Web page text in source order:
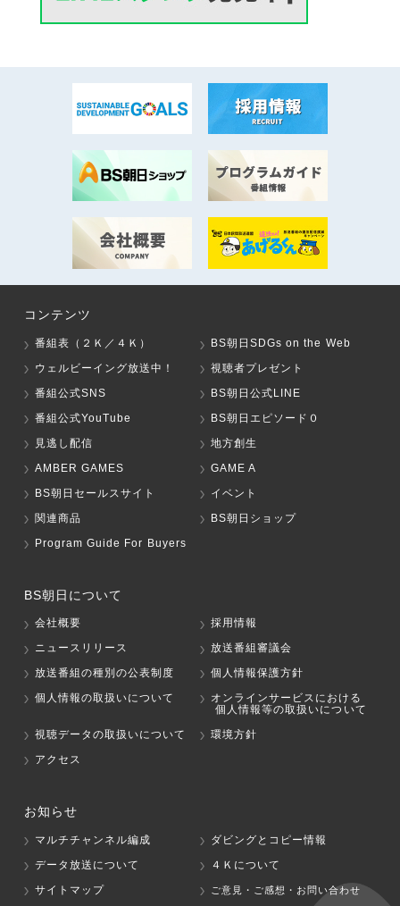
コンテンツ
番組表（２Ｋ／４Ｋ）
BS朝日SDGs on the Web
ウェルビーイング放送中！
視聴者プレゼント
番組公式SNS
BS朝日公式LINE
番組公式YouTube
BS朝日エピソード０
見逃し配信
地方創生
AMBER GAMES
GAME A
BS朝日セールスサイト
イベント
関連商品
BS朝日ショップ
Program Guide For Buyers
BS朝日について
会社概要
採用情報
ニュースリリース
放送番組審議会
放送番組の種別の公表制度
個人情報保護方針
個人情報の取扱いについて
オンラインサービスにおける
個人情報等の取扱いについて
視聴データの取扱いについて
環境方針
アクセス
お知らせ
マルチチャンネル編成
ダビングとコピー情報
データ放送について
４Ｋについて
サイトマップ
ご意見・ご感想・お問い合わせ